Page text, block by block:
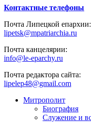
Контактные телефоны
Почта Липецкой епархии:
lipetsk@mpatriarchia.ru
Почта канцелярии:
info@le-eparchy.ru
Почта редактора сайта:
lipelep48@gmail.com
Митрополит
Биография
Служение и